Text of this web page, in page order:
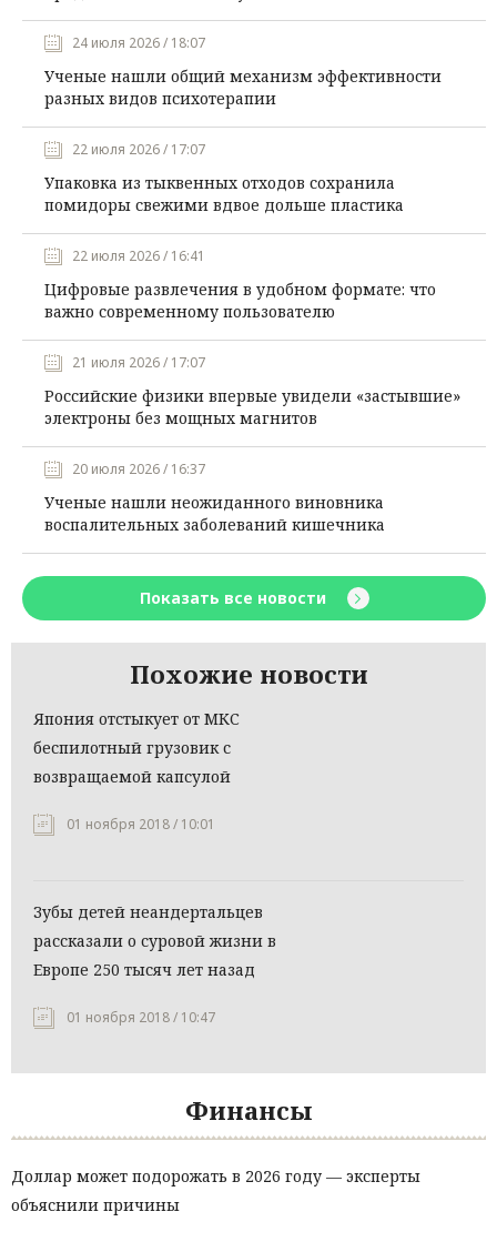
24 июля 2026 / 18:07
Ученые нашли общий механизм эффективности
разных видов психотерапии
22 июля 2026 / 17:07
Упаковка из тыквенных отходов сохранила
помидоры свежими вдвое дольше пластика
22 июля 2026 / 16:41
Цифровые развлечения в удобном формате: что
важно современному пользователю
21 июля 2026 / 17:07
Российские физики впервые увидели «застывшие»
электроны без мощных магнитов
20 июля 2026 / 16:37
Ученые нашли неожиданного виновника
воспалительных заболеваний кишечника
Показать все новости
Похожие новости
Япония отстыкует от МКС
беспилотный грузовик с
возвращаемой капсулой
01 ноября 2018 / 10:01
Зубы детей неандертальцев
рассказали о суровой жизни в
Европе 250 тысяч лет назад
01 ноября 2018 / 10:47
Финансы
Доллар может подорожать в 2026 году — эксперты
объяснили причины